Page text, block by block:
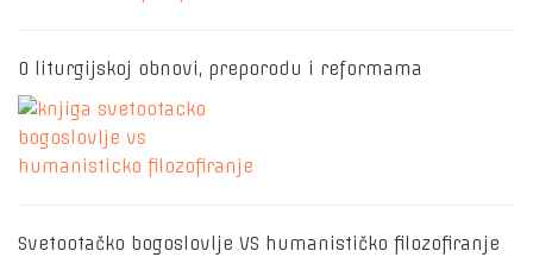
O liturgijskoj obnovi, preporodu i reformama
Svetootačko bogoslovlje VS humanističko filozofiranje